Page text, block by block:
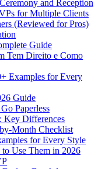
and Reception
for Multiple Clients
(Reviewed for Pros)
Guide
Tem Direito e Como
Examples for Every
Guide
Paperless
Key Differences
Month Checklist
for Every Style
Use Them in 2026